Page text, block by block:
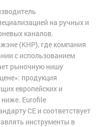
на ручных и
каналов.
(КНР), где компания
с использованием
рыночную нишу
продукция
европейских и
ниже. Eurofile
CE и соответствует
инструменты в